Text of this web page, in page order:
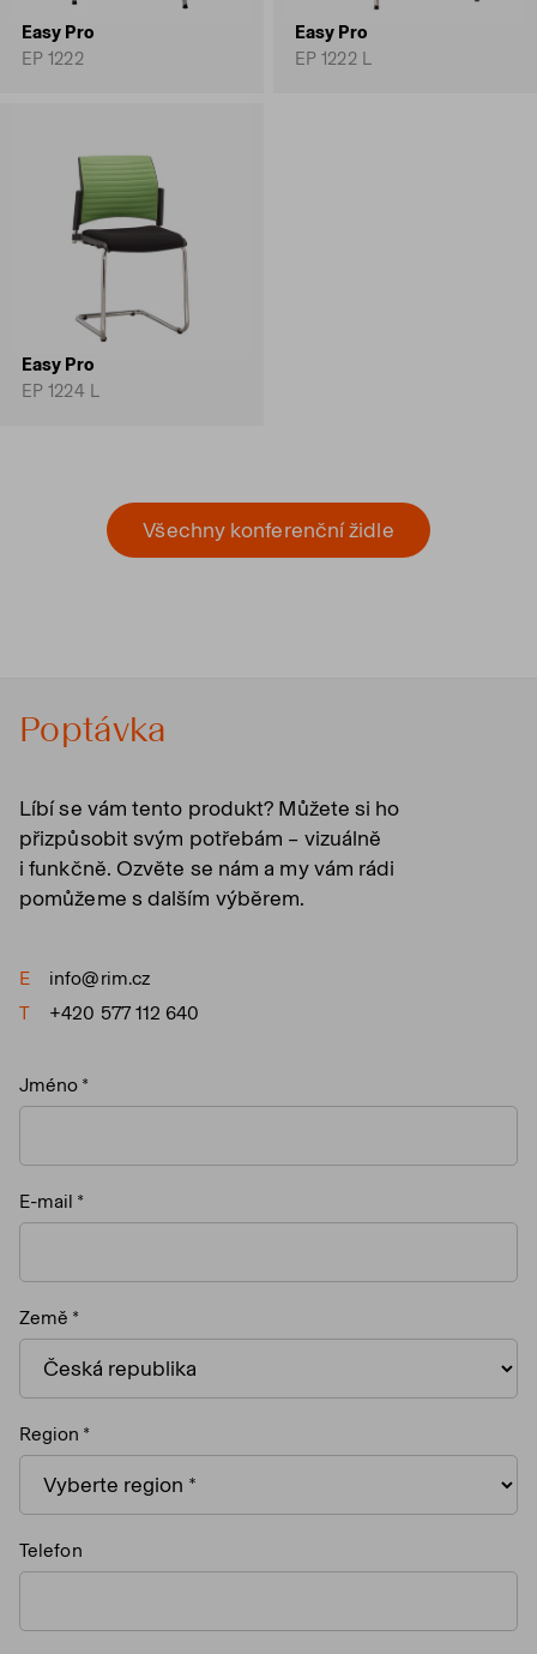
Easy Pro
EP 1222
Easy Pro
EP 1222 L
Easy Pro
EP 1224 L
Všechny konferenční židle
Poptávka
Líbí se vám tento produkt? Můžete si ho
přizpůsobit svým potřebám – vizuálně
i funkčně. Ozvěte se nám a my vám rádi
pomůžeme s dalším výběrem.
E
info@rim.cz
T
+420 577 112 640
Jméno
E-mail
Země
Region
Telefon